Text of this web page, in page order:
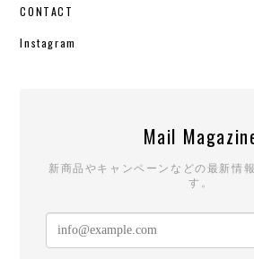
CONTACT
Instagram
Mail
新商品やキャンペーンなどの最新情
す。